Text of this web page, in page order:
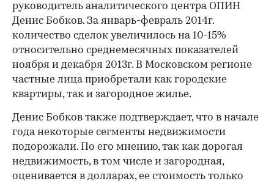
руководитель аналитического центра ОПИН
Денис Бобков. За январь-февраль 2014г.
количество сделок увеличилось на 10-15%
относительно среднемесячных показателей
ноября и декабря 2013г. В Московском регионе
частные лица приобретали как городские
квартиры, так и загородное жилье.
Денис Бобков также подтверждает, что в начале
года некоторые сегменты недвижимости
подорожали. По его мнению, так как дорогая
недвижимость, в том числе и загородная,
оценивается в долларах, ее стоимость только